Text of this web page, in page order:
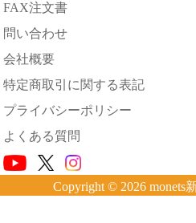
FAX注文書
問い合わせ
会社概要
特定商取引に関する表記
プライバシーポリシー
よくある質問
Copyright © 2026 monets